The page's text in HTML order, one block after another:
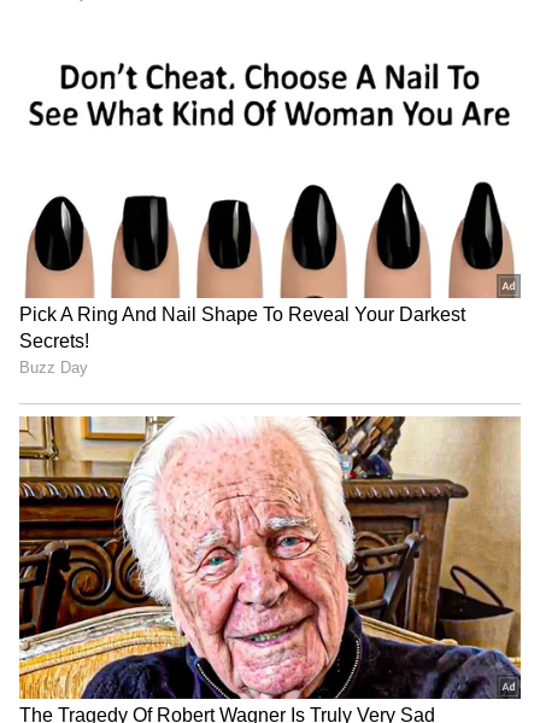
Related Articles
Old Car Rules: பழைய கார் இருக்கா? இந்த
ரூல்ஸ் தெரியலைனா ஃபைன்
கன்ஃபார்ம்..!
Upcoming Cars: கார் வாங்க பிளானா?
அடுத்த 2 வருஷத்துல வரப்போற இந்த 5
காம்பேக்ட் SUV-க்களைப் பாருங்க!
3
5